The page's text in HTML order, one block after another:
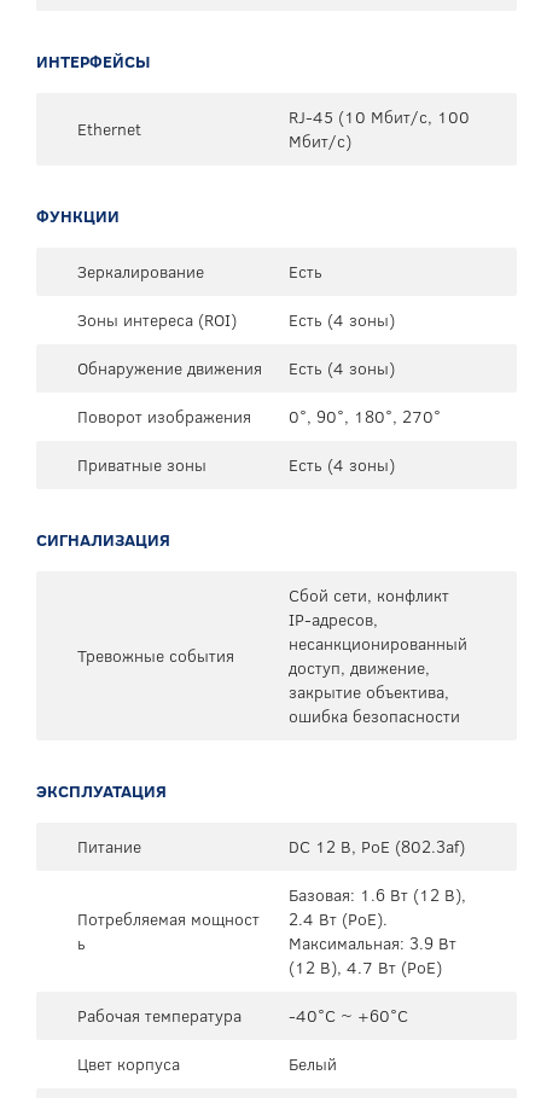
ИНТЕРФЕЙСЫ
Ethernet
RJ-45 (10 Мбит/с, 100
Мбит/с)
ФУНКЦИИ
Зеркалирование
Есть
Зоны интереса (ROI)
Есть (4 зоны)
Обнаружение движения
Есть (4 зоны)
Поворот изображения
0°, 90°, 180°, 270°
Приватные зоны
Есть (4 зоны)
СИГНАЛИЗАЦИЯ
Тревожные события
Сбой сети, конфликт
IP-адресов,
несанкционированный
доступ, движение,
закрытие объектива,
ошибка безопасности
ЭКСПЛУАТАЦИЯ
Питание DC 12 В, PoE (802.3af)
Потребляемая мощност
ь
Базовая: 1.6 Вт (12 В),
2.4 Вт (PoE).
Максимальная: 3.9 Вт
(12 В), 4.7 Вт (PoE)
Рабочая температура
-40°C ~ +60°C
Цвет корпуса
Белый